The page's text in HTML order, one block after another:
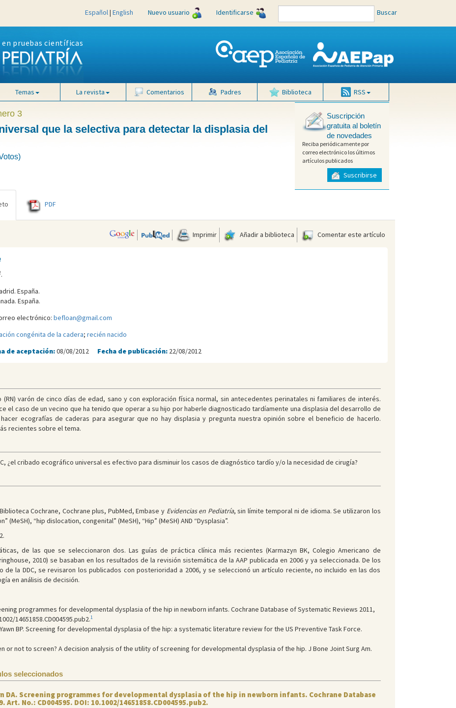
Español| English Nuevo usuario Identificarse Buscar
en pruebas científicas
Temas La revista Comentarios Padres Biblioteca RSS
3
que la selectiva para detectar la displasia del
Suscripción
gratuita al boletín
de novedades
Reciba periódicamente por
correo electrónico los últimos
artículos publicados
Suscribirse
PDF
Imprimir Añadir a biblioteca Comentar este artículo
.
España.
España.
electrónico: befloan@gmail.com
congénita de la cadera; recién nacido
de aceptación:08/08/2012 Fecha de publicación: 22/08/2012
(RN) varón de cinco días de edad, sano y con exploración física normal, sin antecedentes perinatales ni familiares de interés.
el caso de un vecino que ha tenido que operar a su hijo por haberle diagnosticado tardíamente una displasia del desarrollo de
ecografías de caderas para asegurar que no hay displasia y pregunta nuestra opinión sobre el beneficio de hacerlo.
recientes sobre el tema.
¿el cribado ecográfico universal es efectivo para disminuir los casos de diagnóstico tardío y/o la necesidad de cirugía?
Cochrane, Cochrane plus, PubMed, Embase y Evidencias en Pediatría, sin límite temporal ni de idioma. Se utilizaron los
“hip dislocation, congenital” (MeSH), “Hip” (MeSH) AND “Dysplasia”.
de las que se seleccionaron dos. Las guías de práctica clínica más recientes (Karmazyn BK, Colegio Americano de
2010) se basaban en los resultados de la revisión sistemática de la AAP publicada en 2006 y ya seleccionada. De los
de la DDC, se revisaron los publicados con posterioridad a 2006, y se seleccionó un artículo reciente, no incluido en las dos
en análisis de decisión.
programmes for developmental dysplasia of the hip in newborn infants. Cochrane Database of Systematic Reviews 2011,
14651858.CD004595.pub2.1
BP. Screening for developmental dysplasia of the hip: a systematic literature review for the US Preventive Task Force.
or not to screen? A decision analysis of the utility of screening for developmental dysplasia of the hip. J Bone Joint Surg Am.
seleccionados
DA. Screening programmes for developmental dysplasia of the hip in newborn infants. Cochrane Database
No.: CD004595. DOI: 10.1002/14651858.CD004595.pub2.